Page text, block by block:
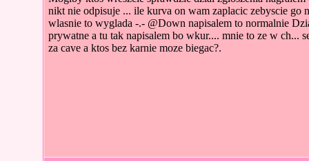
nikt nie odpisuje ... ile kurva on wam zaplacic zebyscie go
wlasnie to wyglada -.- @Down napisalem to normalnie
prywatne a tu tak napisalem bo wkur.... mnie to ze w ch...
za cave a ktos bez karnie moze biegac?.